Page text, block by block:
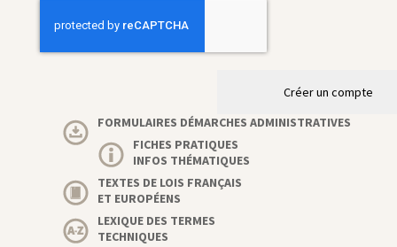
Créer un compte
FORMULAIRES DÉMARCHES ADMINISTRATIVES
FICHES PRATIQUES
INFOS THÉMATIQUES
TEXTES DE LOIS FRANÇAIS
ET EUROPÉENS
LEXIQUE DES TERMES
TECHNIQUES